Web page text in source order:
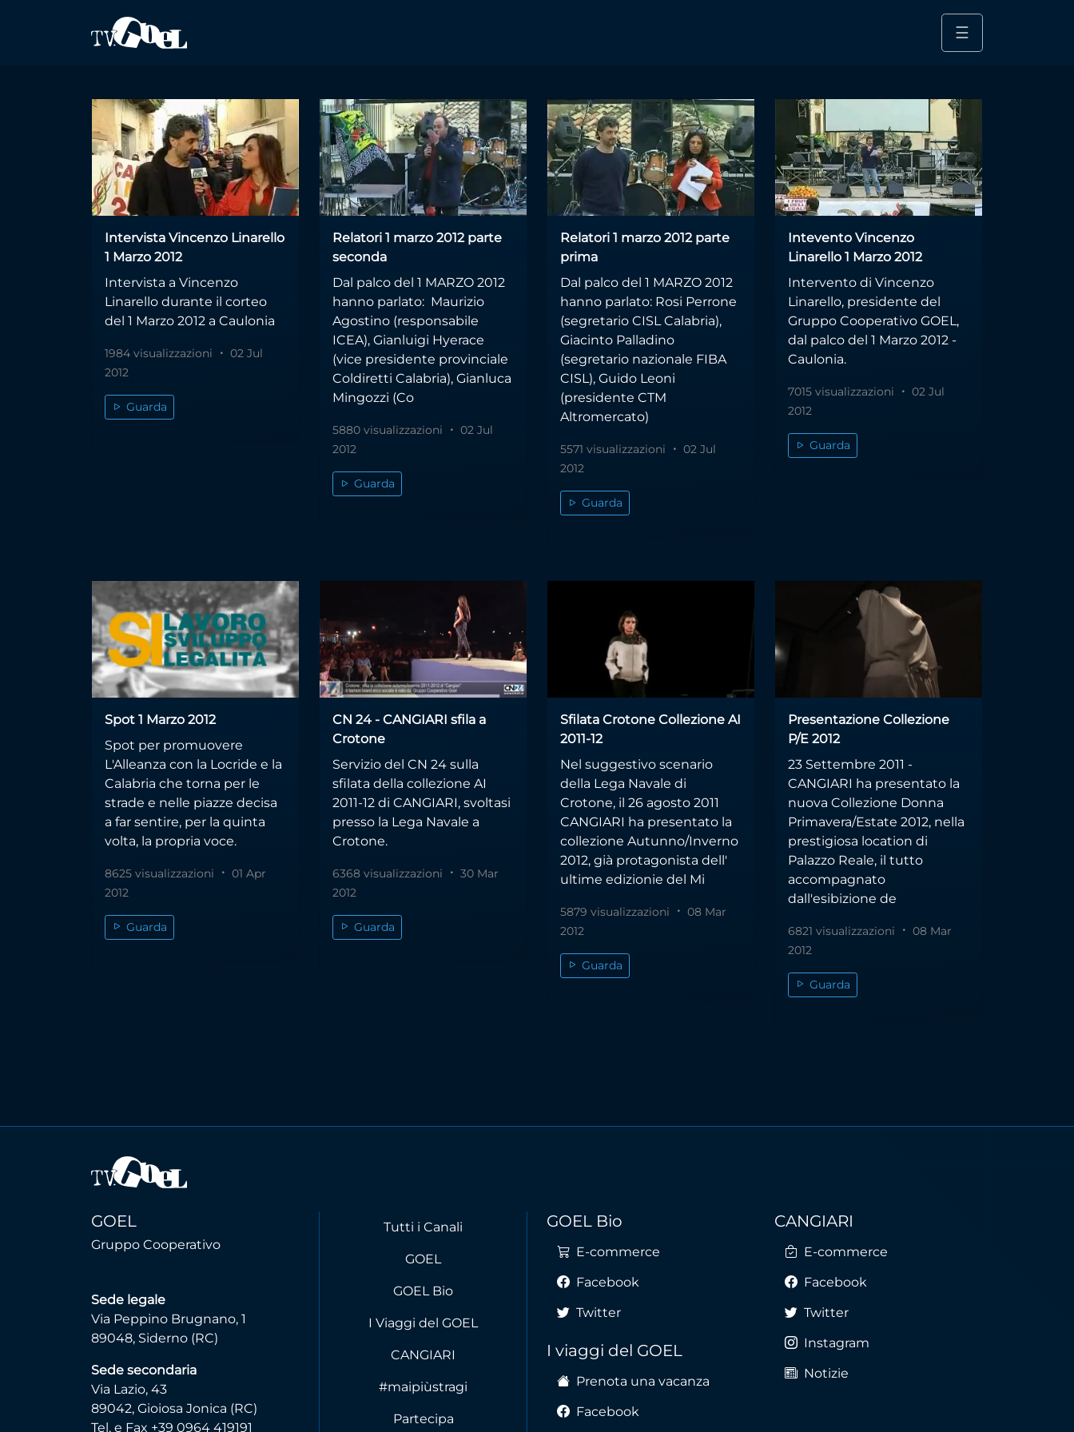
☰
2012
Intervista Vincenzo Linarello
1 Marzo 2012
Intervista a Vincenzo
Linarello durante il corteo
del 1 Marzo 2012 a Caulonia
1984 visualizzazioni
02 Jul
2012
Guarda
Relatori 1 marzo 2012 parte
seconda
Dal palco del 1 MARZO 2012
hanno parlato: Maurizio
Agostino (responsabile
ICEA), Gianluigi Hyerace
(vice presidente provinciale
Coldiretti Calabria), Gianluca
Mingozzi (Co
5880 visualizzazioni
02 Jul
2012
Guarda
Relatori 1 marzo 2012 parte
prima
Dal palco del 1 MARZO 2012
hanno parlato: Rosi Perrone
(segretario CISL Calabria),
Giacinto Palladino
(segretario nazionale FIBA
CISL), Guido Leoni
(presidente CTM
Altromercato)
5571 visualizzazioni
02 Jul
2012
Guarda
Intevento Vincenzo
Linarello 1 Marzo 2012
Intervento di Vincenzo
Linarello, presidente del
Gruppo Cooperativo GOEL,
dal palco del 1 Marzo 2012 -
Caulonia.
7015 visualizzazioni
02 Jul
2012
Guarda
Spot 1 Marzo 2012
Spot per promuovere
L'Alleanza con la Locride e la
Calabria che torna per le
strade e nelle piazze decisa
a far sentire, per la quinta
volta, la propria voce.
8625 visualizzazioni
01 Apr
2012
Guarda
CN 24 - CANGIARI sfila a
Crotone
Servizio del CN 24 sulla
sfilata della collezione AI
2011-12 di CANGIARI, svoltasi
presso la Lega Navale a
Crotone.
6368 visualizzazioni
30 Mar
2012
Guarda
Sfilata Crotone Collezione AI
2011-12
Nel suggestivo scenario
della Lega Navale di
Crotone, il 26 agosto 2011
CANGIARI ha presentato la
collezione Autunno/Inverno
2012, già protagonista dell'
ultime edizionie del Mi
5879 visualizzazioni
08 Mar
2012
Guarda
Presentazione Collezione
P/E 2012
23 Settembre 2011 -
CANGIARI ha presentato la
nuova Collezione Donna
Primavera/Estate 2012, nella
prestigiosa location di
Palazzo Reale, il tutto
accompagnato
dall'esibizione de
6821 visualizzazioni
08 Mar
2012
Guarda
GOEL
Gruppo Cooperativo
Sede legale
Via Peppino Brugnano, 1
89048, Siderno (RC)
Sede secondaria
Via Lazio, 43
89042, Gioiosa Jonica (RC)
Tel. e Fax +39 0964 419191
Tutti i Canali
GOEL
GOEL Bio
I Viaggi del GOEL
CANGIARI
#maipiùstragi
Partecipa
GOEL Bio
E-commerce
Facebook
Twitter
I viaggi del GOEL
Prenota una vacanza
Facebook
CANGIARI
E-commerce
Facebook
Twitter
Instagram
Notizie